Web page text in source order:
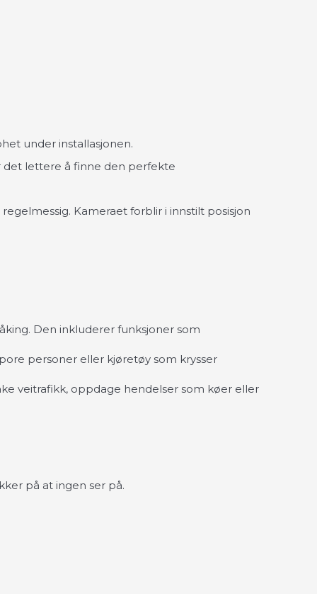
under installasjonen.
det lettere å finne den perfekte
Kameraet forblir i innstilt posisjon
Den inkluderer funksjoner som
personer eller kjøretøy som krysser
veitrafikk, oppdage hendelser som køer eller
på at ingen ser på.